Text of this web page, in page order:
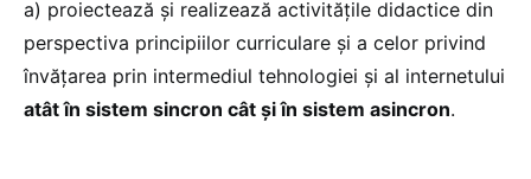
a) proiectează și realizează activitățile didactice din
perspectiva principiilor curriculare și a celor privind
învățarea prin intermediul tehnologiei și al internetului
atât în sistem sincron cât și în sistem asincron.